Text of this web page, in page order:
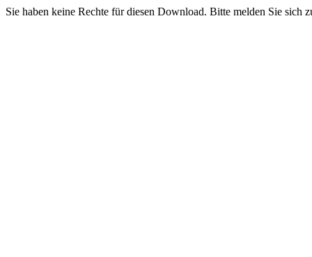
Sie haben keine Rechte für diesen Download. Bitte melden Sie sich